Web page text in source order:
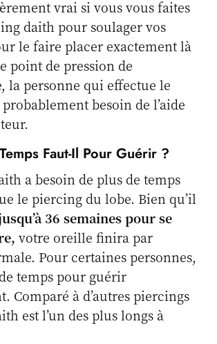
vrai si vous vous faites
daith pour soulager vos
le faire placer exactement là
point de pression de
la personne qui effectue le
besoin de l’aide
Faut-Il Pour Guérir ?
a besoin de plus de temps
le piercing du lobe. Bien qu’il
36 semaines pour se
votre oreille finira par
Pour certaines personnes,
temps pour guérir
Comparé à d’autres piercings
est l’un des plus longs à